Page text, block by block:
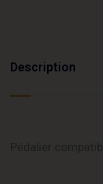
Description